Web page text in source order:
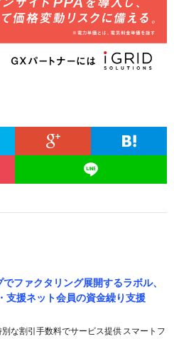
ファクタリング展開するラボル、
支援ネット会員の資金繰り支援
な割引手数料でサービス提供 スマートフ